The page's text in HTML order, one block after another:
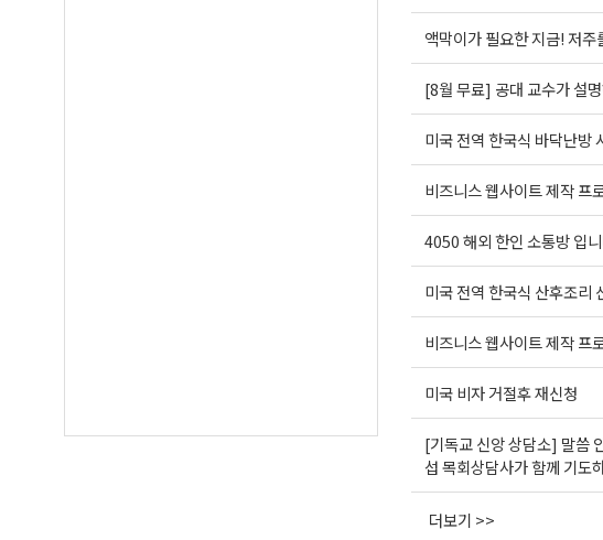
액막이가 필요한 지금! 저
[8월 무료] 공대 교수가 설
미국 전역 한국식 바닥난방
비즈니스 웹사이트 제작 프
4050 해외 한인 소통방 입
미국 전역 한국식 산후조리
비즈니스 웹사이트 제작 프
미국 비자 거절후 재신청
[기독교 신앙 상담소] 말씀
섭 목회상담사가 함께 기도
더보기 >>